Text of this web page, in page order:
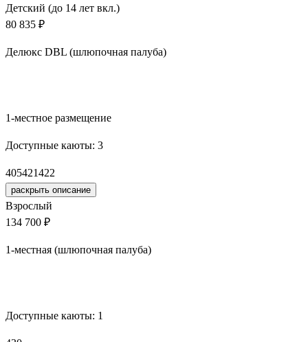
Детский (до 14 лет вкл.)
80 835 ₽
Делюкс DBL (шлюпочная палуба)
1-местное размещение
Доступные каюты: 3
405421422
раскрыть описание
Взрослый
134 700 ₽
1-местная (шлюпочная палуба)
Доступные каюты: 1